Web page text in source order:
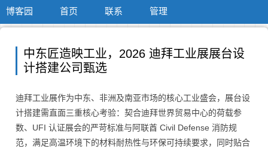
博客园 首页 联系 管理
中东匠造映工业，2026 迪拜工业展展台设
计搭建公司甄选
迪拜工业展作为中东、非洲及南亚市场的核心工业盛会，展台设
计搭建需直面三重核心考验：契合迪拜世界贸易中心的荷载参
数、UFI 认证展会的严苛标准与阿联酋 Civil Defense 消防规
范，满足高温环境下的材料耐热性与环保可持续要求，同时贴合